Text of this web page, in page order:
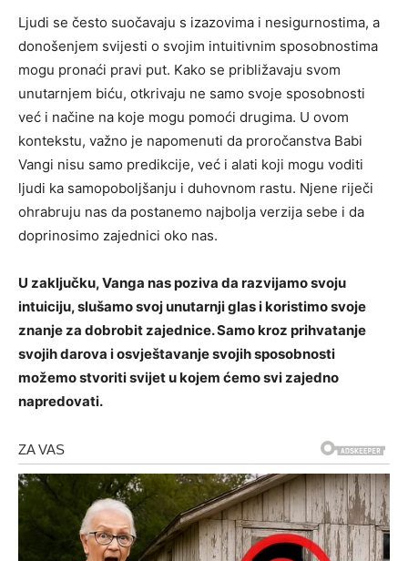
Ljudi se često suočavaju s izazovima i nesigurnostima, a
donošenjem svijesti o svojim intuitivnim sposobnostima
mogu pronaći pravi put. Kako se približavaju svom
unutarnjem biću, otkrivaju ne samo svoje sposobnosti
već i načine na koje mogu pomoći drugima. U ovom
kontekstu, važno je napomenuti da proročanstva Babi
Vangi nisu samo predikcije, već i alati koji mogu voditi
ljudi ka samopoboljšanju i duhovnom rastu. Njene riječi
ohrabruju nas da postanemo najbolja verzija sebe i da
doprinosimo zajednici oko nas.
U zaključku, Vanga nas poziva da razvijamo svoju
intuiciju, slušamo svoj unutarnji glas i koristimo svoje
znanje za dobrobit zajednice. Samo kroz prihvatanje
svojih darova i osvještavanje svojih sposobnosti
možemo stvoriti svijet u kojem ćemo svi zajedno
napredovati.